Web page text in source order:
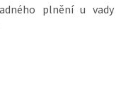
plnění u vady